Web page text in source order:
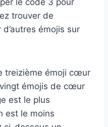
trouver de
émojis sur
treizième émoji cœur
émojis de cœur
est le plus
est le moins